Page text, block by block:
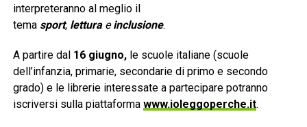
interpreteranno al meglio il
tema sport, lettura einclusione.
A partire dal 16 giugno,le scuole italiane (scuole
dell’infanzia, primarie, secondarie di primo e secondo
grado) e le librerie interessate a partecipare potranno
iscriversi sulla piattaforma www.ioleggoperche.it.